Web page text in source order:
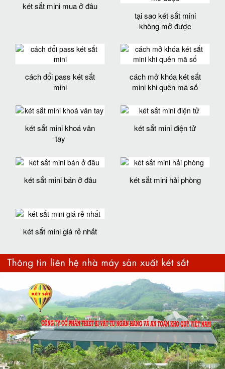
két sắt mini mua ở đâu
tại sao két sắt mini
không mở được
cách đổi pass két sắt
mini
cách mở khóa két sắt
mini khi quên mã số
két sắt mini khoá vân
tay
két sắt mini điện tử
két sắt mini bán ở đâu két sắt mini hải phòng
két sắt mini giá rẻ nhất